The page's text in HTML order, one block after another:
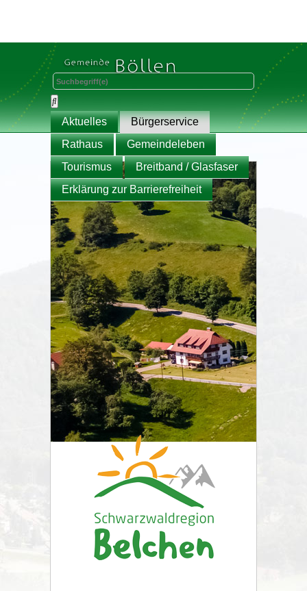
Aktuelles
Bürgerservice
Rathaus
Gemeindeleben
Tourismus
Breitband / Glasfaser
Erklärung zur Barrierefreiheit